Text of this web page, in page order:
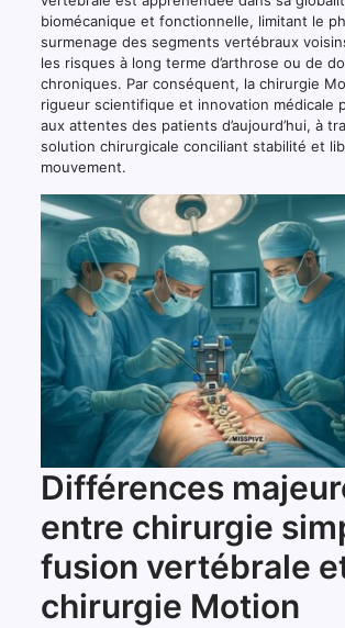
biomécanique et fonctionnelle, limitant le
surmenage des segments vertébraux
les risques à long terme d’arthrose ou de
chroniques. Par conséquent, la chirurgie
rigueur scientifique et innovation médicale
aux attentes des patients d’aujourd’hui, à
solution chirurgicale conciliant stabilité et
mouvement.
Différences
entre chirurgie
fusion vertébrale
chirurgie Motion